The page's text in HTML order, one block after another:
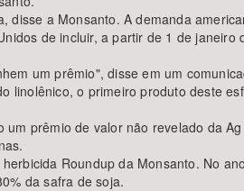
disse a Monsanto. A demanda
de incluir, a partir de 1 de janeiro
um prêmio", disse em um
linolênico, o primeiro produto deste
prêmio de valor não revelado da
Roundup da Monsanto. No
da safra de soja.